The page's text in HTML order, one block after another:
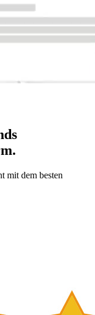
.
mit dem besten